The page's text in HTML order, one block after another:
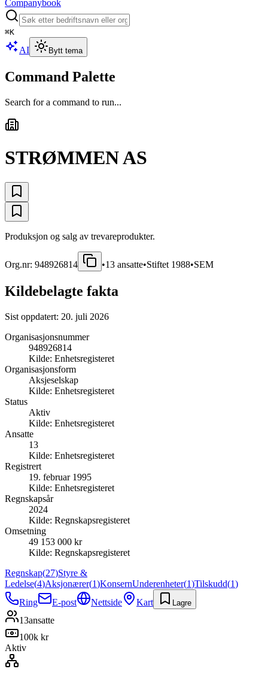
Companybook
⌘K
AI Bytt tema
Command Palette
Search for a command to run...
STRØMMEN AS
Produksjon og salg av trevareprodukter.
Org.nr: 948926814 •13 ansatte•Stiftet 1988•SEM
Kildebelagte fakta
Sist oppdatert: 20. juli 2026
Organisasjonsnummer
948926814
Kilde: Enhetsregisteret
Organisasjonsform
Aksjeselskap
Kilde: Enhetsregisteret
Status
Aktiv
Kilde: Enhetsregisteret
Ansatte
13
Kilde: Enhetsregisteret
Registrert
19. februar 1995
Kilde: Enhetsregisteret
Regnskapsår
2024
Kilde: Regnskapsregisteret
Omsetning
49 153 000 kr
Kilde: Regnskapsregisteret
Regnskap(27)Styre &
Ledelse(4)Aksjonærer(1)KonsernUnderenheter(1)Tilskudd(1)
Ring
E-post Nettside Kart Lagre
13ansatte
100k kr
Aktiv